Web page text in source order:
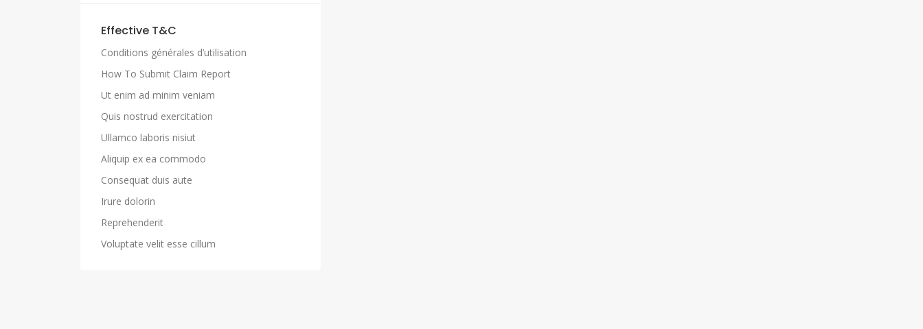
Effective T&C
Conditions générales d’utilisation
How To Submit Claim Report
Ut enim ad minim veniam
Quis nostrud exercitation
Ullamco laboris nisiut
Aliquip ex ea commodo
Consequat duis aute
Irure dolorin
Reprehenderit
Voluptate velit esse cillum